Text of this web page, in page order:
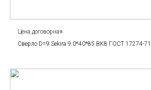
Цена договорная
Сверло D=9 Sekira 9.0*40*85 BK8 ГОСТ 17274-71